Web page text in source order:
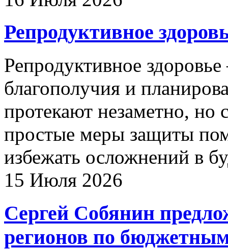
Репродуктивное
Репродуктивное
благополучия и
протекают незаметно, но
простые меры защиты
избежать осложнений в
15 Июля 2026
Сергей Собянин
регионов по